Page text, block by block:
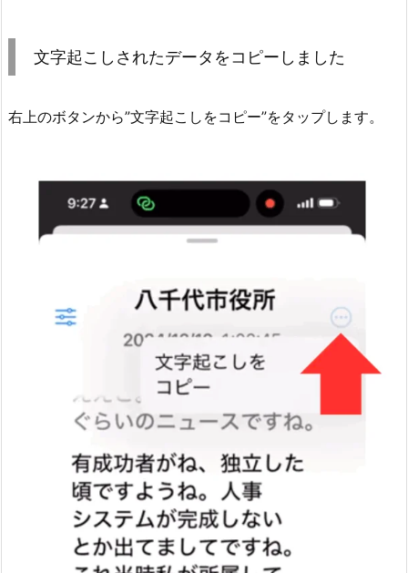
文字起こしされたデータをコピーしました
右上のボタンから”文字起こしをコピー”をタップします。